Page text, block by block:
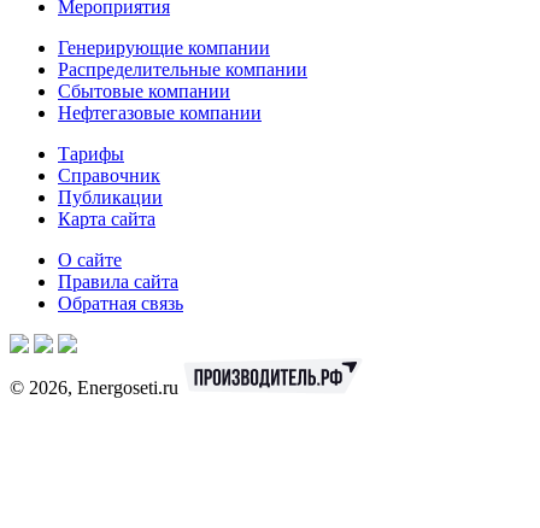
Мероприятия
Генерирующие компании
Распределительные компании
Сбытовые компании
Нефтегазовые компании
Тарифы
Справочник
Публикации
Карта сайта
О сайте
Правила сайта
Обратная связь
© 2026, Energoseti.ru